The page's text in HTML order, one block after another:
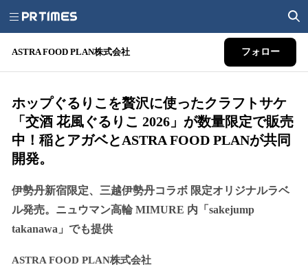
ASTRA FOOD PLAN株式会社 フォロー
ホップぐるりこを贅沢に使ったクラフトサケ
「交酒 花風ぐるりこ 2026」が数量限定で販売
中！稲とアガベとASTRA FOOD PLANが共同
開発。
伊勢丹新宿限定、三越伊勢丹コラボ 限定オリジナルラベ
ル発売。ニュウマン高輪 MIMURE 内「sakejump
takanawa」でも提供
ASTRA FOOD PLAN株式会社